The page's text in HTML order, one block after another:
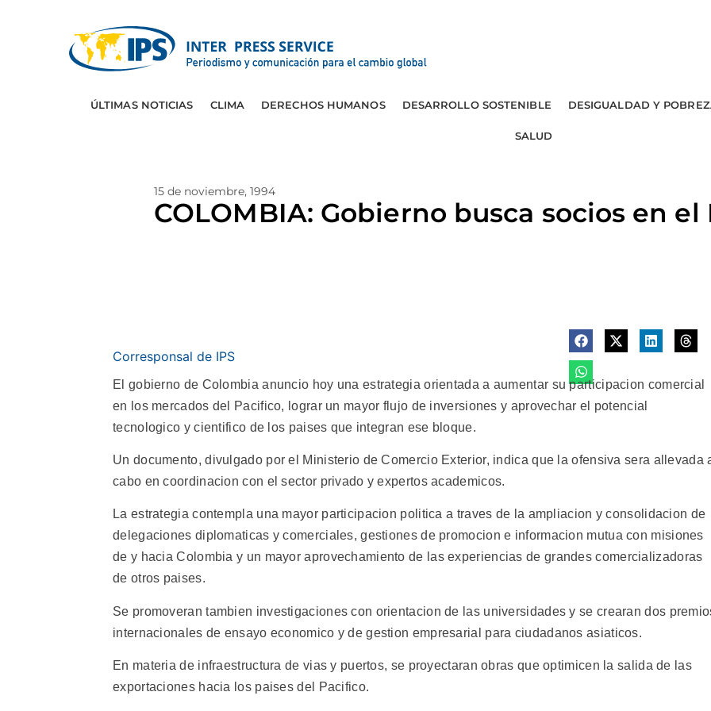
ÚLTIMAS NOTICIAS CLIMA DERECHOS HUMANOS DESARROLLO SOSTENIBLE DESIGUALDAD Y
SALUD
15 de noviembre, 1994
COLOMBIA: Gobierno busca socios en el
Corresponsal de IPS
El gobierno de Colombia anuncio hoy una estrategia orientada a aumentar su participacion comercial
en los mercados del Pacifico, lograr un mayor flujo de inversiones y aprovechar el potencial
tecnologico y cientifico de los paises que integran ese bloque.
Un documento, divulgado por el Ministerio de Comercio Exterior, indica que la ofensiva sera allevada
cabo en coordinacion con el sector privado y expertos academicos.
La estrategia contempla una mayor participacion politica a traves de la ampliacion y consolidacion de
delegaciones diplomaticas y comerciales, gestiones de promocion e informacion mutua con misiones
de y hacia Colombia y un mayor aprovechamiento de las experiencias de grandes comercializadoras
de otros paises.
Se promoveran tambien investigaciones con orientacion de las universidades y se crearan dos
internacionales de ensayo economico y de gestion empresarial para ciudadanos asiaticos.
En materia de infraestructura de vias y puertos, se proyectaran obras que optimicen la salida de las
exportaciones hacia los paises del Pacifico.